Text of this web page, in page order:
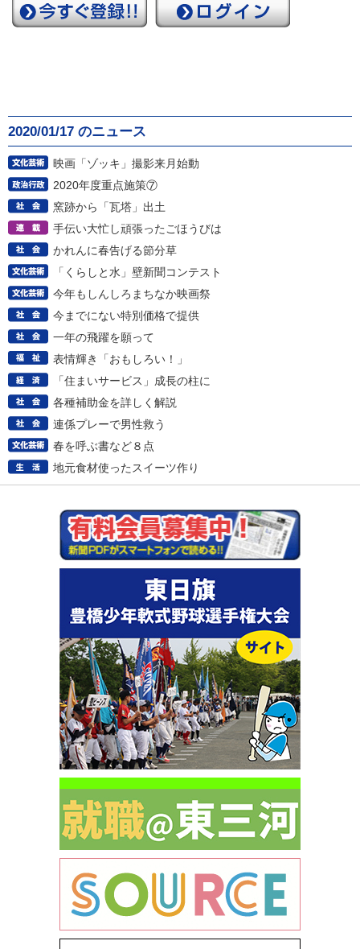
2020/01/17 のニュース
映画「ゾッキ」撮影来月始動
2020年度重点施策⑦
窯跡から「瓦塔」出土
手伝い大忙し頑張ったごほうびは
かれんに春告げる節分草
「くらしと水」壁新聞コンテスト
今年もしんしろまちなか映画祭
今までにない特別価格で提供
一年の飛躍を願って
表情輝き「おもしろい！」
「住まいサービス」成長の柱に
各種補助金を詳しく解説
連係プレーで男性救う
春を呼ぶ書など８点
地元食材使ったスイーツ作り